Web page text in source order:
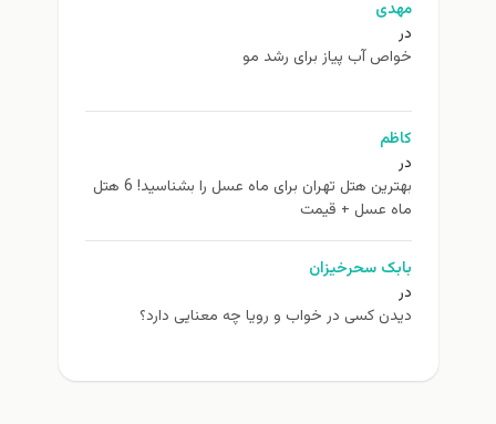
مهدی
در
خواص آب پیاز برای رشد مو
کاظم
در
بهترین هتل تهران برای ماه عسل را بشناسید! 6 هتل
ماه عسل + قیمت
بابک سحرخیزان
در
دیدن کسی در خواب و رویا چه معنایی دارد؟